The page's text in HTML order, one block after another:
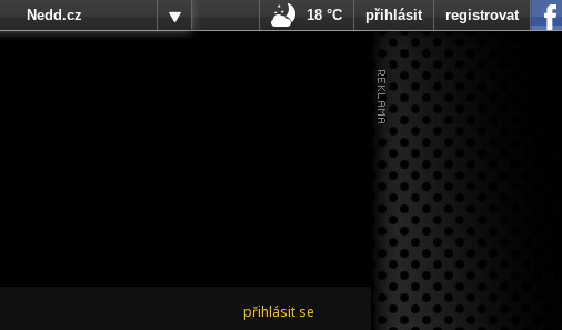
přihlásit se
Nedd.cz
18 °C přihlásit registrovat